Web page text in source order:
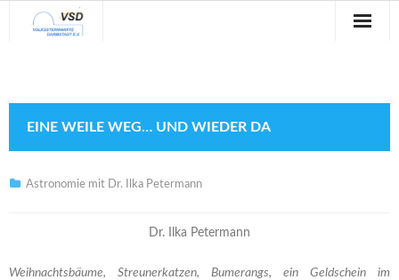
Veranstaltungen
Blog
Anfahrt
EINE WEILE WEG… UND WIEDER DA
Astronomie mit Dr. Ilka Petermann
Dr. Ilka Petermann
Weihnachtsbäume, Streunerkatzen, Bumerangs, ein Geldschein im